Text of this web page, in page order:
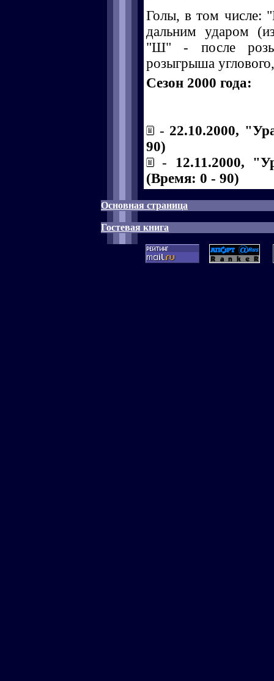
Голы, в том числе:
дальним ударом
"Ш" - после
розыгрыша
Сезон 2000 года:
- 22.10.2000,
90)
- 12.11.2000,
(Время: 0 - 90)
Основная страница
Гостевая книга